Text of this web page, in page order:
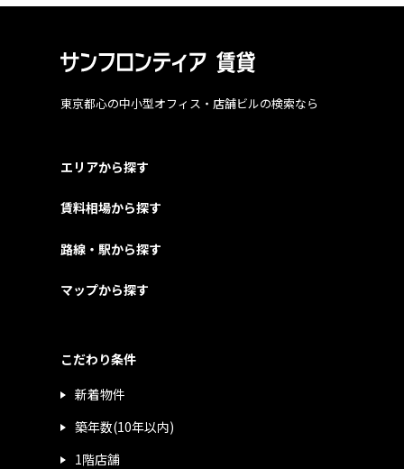
東京都心の中小型オフィス・店舗ビルの検索なら
エリアから探す
賃料相場から探す
路線・駅から探す
マップから探す
こだわり条件
新着物件
築年数(10年以内)
1階店舗